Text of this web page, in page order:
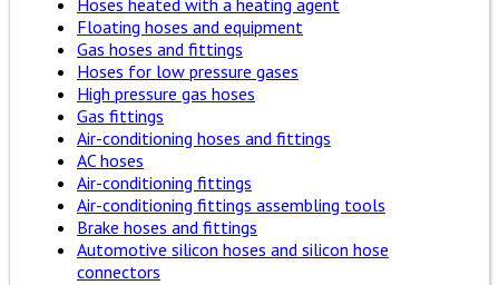
Hoses heated with a heating agent
Floating hoses and equipment
Gas hoses and fittings
Hoses for low pressure gases
High pressure gas hoses
Gas fittings
Air-conditioning hoses and fittings
AC hoses
Air-conditioning fittings
Air-conditioning fittings assembling tools
Brake hoses and fittings
Automotive silicon hoses and silicon hose
connectors